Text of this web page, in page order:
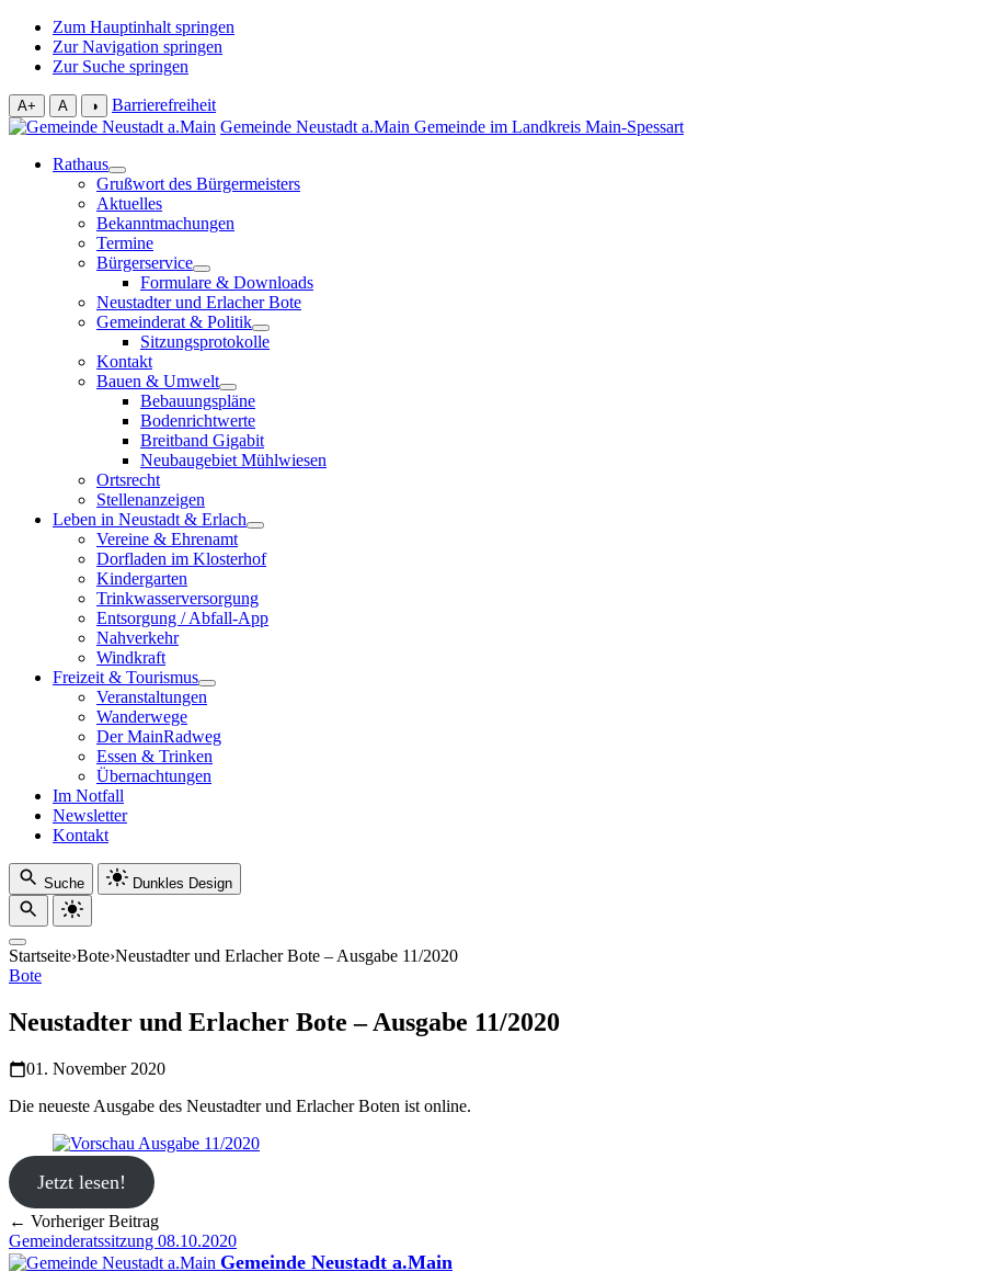
Zum Hauptinhalt springen
Zur Navigation springen
Zur Suche springen
A+ A ◑
Barrierefreiheit
Gemeinde Neustadt a.Main Gemeinde im Landkreis Main-Spessart
Rathaus
Grußwort des Bürgermeisters
Aktuelles
Bekanntmachungen
Termine
Bürgerservice
Formulare & Downloads
Neustadter und Erlacher Bote
Gemeinderat & Politik
Sitzungsprotokolle
Kontakt
Bauen & Umwelt
Bebauungspläne
Bodenrichtwerte
Breitband Gigabit
Neubaugebiet Mühlwiesen
Ortsrecht
Stellenanzeigen
Leben in Neustadt & Erlach
Vereine & Ehrenamt
Dorfladen im Klosterhof
Kindergarten
Trinkwasserversorgung
Entsorgung / Abfall-App
Nahverkehr
Windkraft
Freizeit & Tourismus
Veranstaltungen
Wanderwege
Der MainRadweg
Essen & Trinken
Übernachtungen
Im Notfall
Newsletter
Kontakt
Suche Dunkles Design
Startseite›Bote›Neustadter und Erlacher Bote – Ausgabe 11/2020
Bote
Neustadter und Erlacher Bote – Ausgabe 11/2020
01. November 2020
Die neueste Ausgabe des Neustadter und Erlacher Boten ist online.
Jetzt lesen!
← Vorheriger Beitrag
Gemeinderatssitzung 08.10.2020
Gemeinde Neustadt a.Main